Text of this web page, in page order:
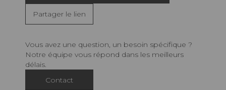
Partager le lien
Vous avez une question, un besoin spécifique ?
Notre équipe vous répond dans les meilleurs
délais.
Contact